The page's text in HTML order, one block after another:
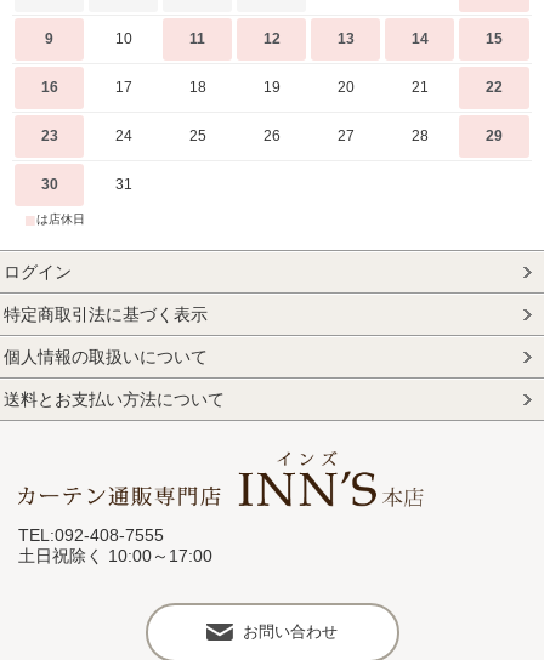
9 10 11 12 13 14 15
16 17 18 19 20 21 22
23 24 25 26 27 28 29
30 31
■は店休日
ログイン
特定商取引法に基づく表示
個人情報の取扱いについて
送料とお支払い方法について
TEL:092-408-7555
土日祝除く 10:00～17:00
お問い合わせ